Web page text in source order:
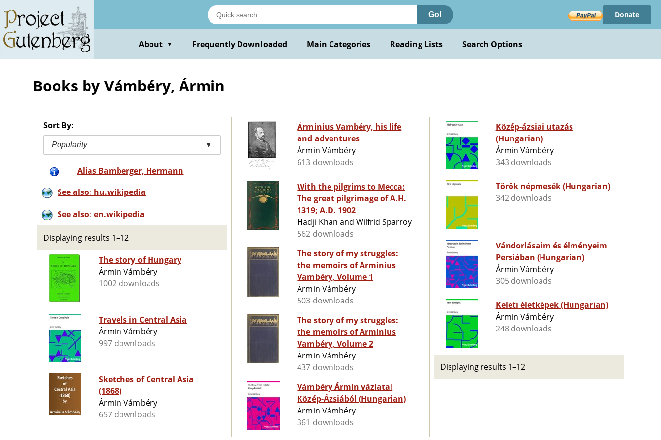
main
content
Go! Donate
About ▼ Frequently Downloaded Main Categories Reading Lists Search Options
Books by Vámbéry, Ármin
Sort By:
Popularity ▼
Alias Bamberger, Hermann
See also: hu.wikipedia
See also: en.wikipedia
Displaying results 1–12
The story of Hungary
Ármin Vámbéry
1002 downloads
Travels in Central Asia
Ármin Vámbéry
997 downloads
Sketches of Central Asia
(1868)
Ármin Vámbéry
657 downloads
Árminius Vambéry, his life
and adventures
Ármin Vámbéry
613 downloads
With the pilgrims to Mecca:
The great pilgrimage of A.H.
1319; A.D. 1902
Hadji Khan and Wilfrid Sparroy
562 downloads
The story of my struggles:
the memoirs of Arminius
Vambéry, Volume 1
Ármin Vámbéry
503 downloads
The story of my struggles:
the memoirs of Arminius
Vambéry, Volume 2
Ármin Vámbéry
437 downloads
Vámbéry Ármin vázlatai
Közép-Ázsiából (Hungarian)
Ármin Vámbéry
361 downloads
Közép-ázsiai utazás
(Hungarian)
Ármin Vámbéry
343 downloads
Török népmesék (Hungarian)
342 downloads
Vándorlásaim és élményeim
Persiában (Hungarian)
Ármin Vámbéry
305 downloads
Keleti életképek (Hungarian)
Ármin Vámbéry
248 downloads
Displaying results 1–12